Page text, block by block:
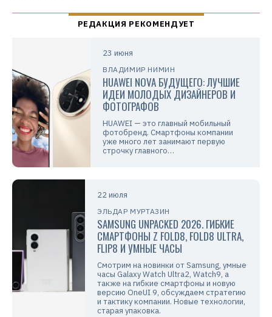
23 июня
ВЛАДИМИР НИМИН
HUAWEI NOVA БУДУЩЕГО: ЛУЧШИЕ
ИДЕИ МОЛОДЫХ ДИЗАЙНЕРОВ И
ФОТОГРАФОВ
HUAWEI — это главный мобильный
фотобренд. Смартфоны компании
уже много лет занимают первую
строчку главного…
22 июля
ЭЛЬДАР МУРТАЗИН
SAMSUNG UNPACKED 2026. ГИБКИЕ
СМАРТФОНЫ Z FOLD8, FOLD8 ULTRA,
FLIP8 И УМНЫЕ ЧАСЫ
Смотрим на новинки от Samsung, умные
часы Galaxy Watch Ultra2, Watch9, а
также на гибкие смартфоны и новую
версию OneUI 9, обсуждаем стратегию
и тактику компании. Новые технологии,
старая упаковка.